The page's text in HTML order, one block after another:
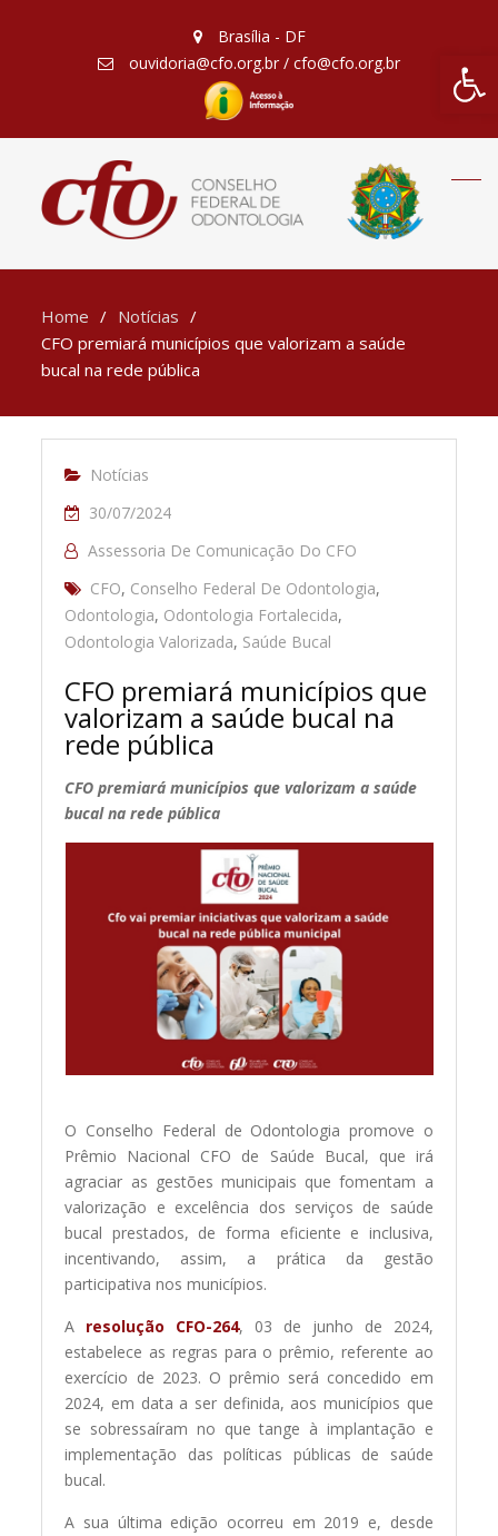
Barra
Brasília - DF
ouvidoria@cfo.org.br / cfo@cfo.org.br
Home
Notícias
CFO premiará municípios que valorizam a saúde
bucal na rede pública
Notícias
30/07/2024
Assessoria De Comunicação Do CFO
CFO, Conselho Federal De Odontologia,
Odontologia, Odontologia Fortalecida,
Odontologia Valorizada, Saúde Bucal
CFO premiará municípios que
valorizam a saúde bucal na
rede pública
CFO premiará municípios que valorizam a saúde
bucal na rede pública
O Conselho Federal de Odontologia promove o
Prêmio Nacional CFO de Saúde Bucal, que irá
agraciar as gestões municipais que fomentam a
valorização e excelência dos serviços de saúde
bucal prestados, de forma eficiente e inclusiva,
incentivando, assim, a prática da gestão
participativa nos municípios.
A resolução CFO-264, 03 de junho de 2024,
estabelece as regras para o prêmio, referente ao
exercício de 2023. O prêmio será concedido em
2024, em data a ser definida, aos municípios que
se sobressaíram no que tange à implantação e
implementação das políticas públicas de saúde
bucal.
A sua última edição ocorreu em 2019 e, desde